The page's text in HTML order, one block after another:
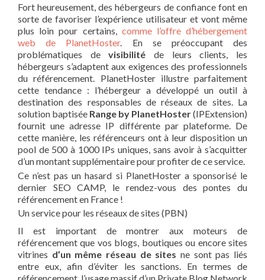
Fort heureusement, des hébergeurs de confiance font en
sorte de favoriser l’expérience utilisateur et vont même
plus loin pour certains, comme l’offre d’hébergement
web de PlanetHoster. En se préoccupant des
problématiques devisibilité de leurs clients, les
hébergeurs s’adaptent aux exigences des professionnels
du référencement. PlanetHoster illustre parfaitement
cette tendance : l’hébergeur a développé un outil à
destination des responsables de réseaux de sites. La
solution baptisée Range by PlanetHoster(IPExtension)
fournit une adresse IP différente par plateforme. De
cette manière, les référenceurs ont à leur disposition un
pool de 500 à 1000 IPs uniques, sans avoir à s’acquitter
d’un montant supplémentaire pour profiter de ce service.
Ce n’est pas un hasard si PlanetHoster a sponsorisé le
dernier SEO CAMP, le rendez-vous des pontes du
référencement en France !
Un service pour les réseaux de sites (PBN)
Il est important de montrer aux moteurs de
référencement que vos blogs, boutiques ou encore sites
vitrines d’un même réseau de sites ne sont pas liés
entre eux, afin d’éviter les sanctions. En termes de